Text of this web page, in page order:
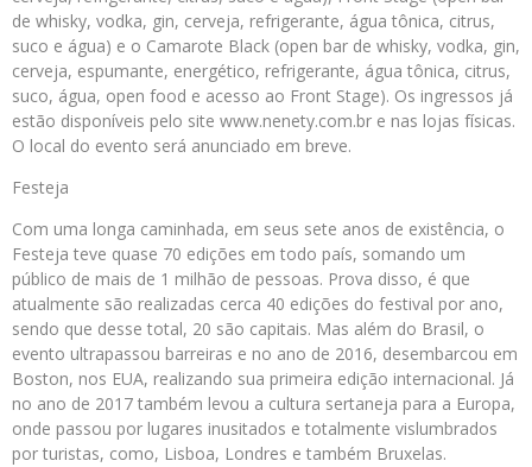
de whisky, vodka, gin, cerveja, refrigerante, água tônica, citrus,
suco e água) e o Camarote Black (open bar de whisky, vodka, gin,
cerveja, espumante, energético, refrigerante, água tônica, citrus,
suco, água, open food e acesso ao Front Stage). Os ingressos já
estão disponíveis pelo site www.nenety.com.br e nas lojas físicas.
O local do evento será anunciado em breve.
Festeja
Com uma longa caminhada, em seus sete anos de existência, o
Festeja teve quase 70 edições em todo país, somando um
público de mais de 1 milhão de pessoas. Prova disso, é que
atualmente são realizadas cerca 40 edições do festival por ano,
sendo que desse total, 20 são capitais. Mas além do Brasil, o
evento ultrapassou barreiras e no ano de 2016, desembarcou em
Boston, nos EUA, realizando sua primeira edição internacional. Já
no ano de 2017 também levou a cultura sertaneja para a Europa,
onde passou por lugares inusitados e totalmente vislumbrados
por turistas, como, Lisboa, Londres e também Bruxelas.